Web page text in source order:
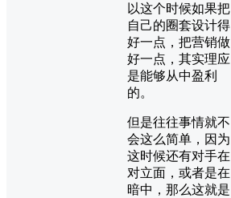
以这个时候如果把
自己的圈套设计得
好一点，把营销做
好一点，其实理应
是能够从中盈利
的。
但是往往事情就不
会这么简单，因为
这时候还有对手在
对立面，或者是在
暗中，那么这就是